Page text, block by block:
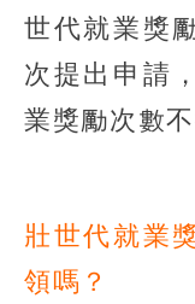
世代就業獎
次提出申請
業獎勵次數
壯世代就業
領嗎？